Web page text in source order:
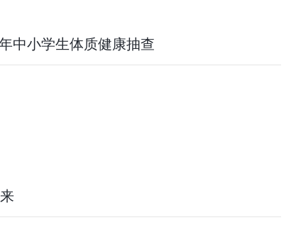
中小学生体质健康抽查